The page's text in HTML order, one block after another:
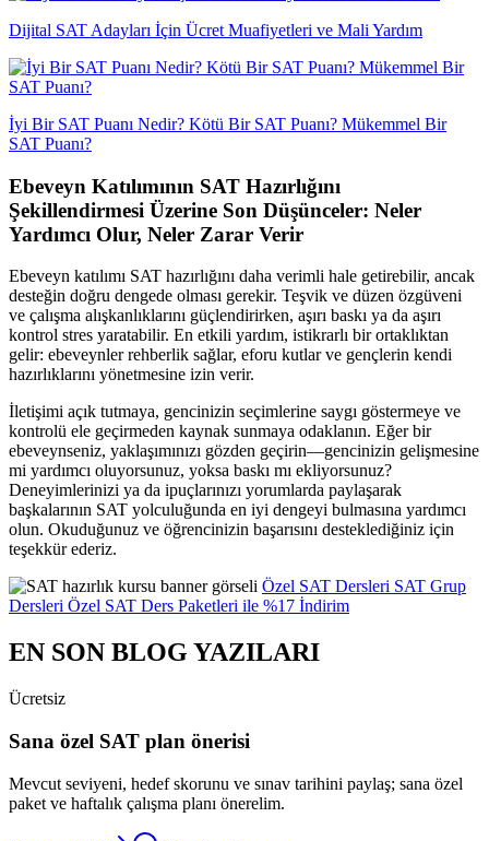
Dijital SAT Adayları İçin Ücret Muafiyetleri ve Mali Yardım
İyi Bir SAT Puanı Nedir? Kötü Bir SAT Puanı? Mükemmel Bir
SAT Puanı?
Ebeveyn Katılımının SAT Hazırlığını
Şekillendirmesi Üzerine Son Düşünceler: Neler
Yardımcı Olur, Neler Zarar Verir
Ebeveyn katılımı SAT hazırlığını daha verimli hale getirebilir, ancak
desteğin doğru dengede olması gerekir. Teşvik ve düzen özgüveni
ve çalışma alışkanlıklarını güçlendirirken, aşırı baskı ya da aşırı
kontrol stres yaratabilir. En etkili yardım, istikrarlı bir ortaklıktan
gelir: ebeveynler rehberlik sağlar, eforu kutlar ve gençlerin kendi
hazırlıklarını yönetmesine izin verir.
İletişimi açık tutmaya, gencinizin seçimlerine saygı göstermeye ve
kontrolü ele geçirmeden kaynak sunmaya odaklanın. Eğer bir
ebeveynseniz, yaklaşımınızı gözden geçirin—gencinizin gelişmesine
mi yardımcı oluyorsunuz, yoksa baskı mı ekliyorsunuz?
Deneyimlerinizi ya da ipuçlarınızı yorumlarda paylaşarak
başkalarının SAT yolculuğunda en iyi dengeyi bulmasına yardımcı
olun. Okuduğunuz ve öğrencinizin başarısını desteklediğiniz için
teşekkür ederiz.
Özel SAT Dersleri SAT Grup
Dersleri Özel SAT Ders Paketleri ile %17 İndirim
EN SON BLOG YAZILARI
Ücretsiz
Sana özel SAT plan önerisi
Mevcut seviyeni, hedef skorunu ve sınav tarihini paylaş; sana özel
paket ve haftalık çalışma planı önerelim.